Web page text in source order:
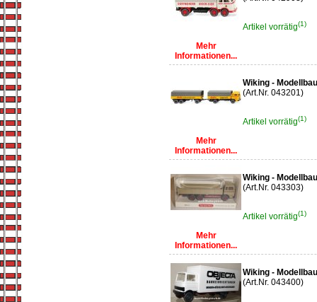
Mehr
Informationen...
Artikel vorrätig(1)
Mehr
Informationen...
Wiking -
(Art.Nr. 043201)
Artikel vorrätig(1)
Mehr
Informationen...
Wiking -
(Art.Nr. 043303)
Artikel vorrätig(1)
Wiking -
(Art.Nr. 043400)